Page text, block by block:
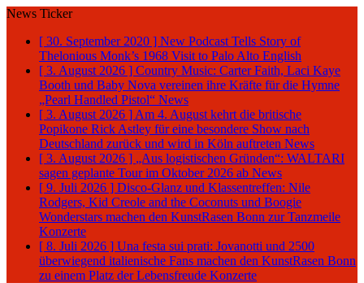
News Ticker
[ 30. September 2020 ] New Podcast Tells Story of
Thelonious Monk’s 1968 Visit to Palo Alto English
[ 3. August 2026 ] Country Music: Carter Faith, Laci Kaye
Booth und Baby Nova vereinen ihre Kräfte für die Hymne
„Pearl Handled Pistol“ News
[ 3. August 2026 ] Am 4. August kehrt die britische
Popikone Rick Astley für eine besondere Show nach
Deutschland zurück und wird in Köln auftreten News
[ 3. August 2026 ] „Aus logistischen Gründen“: WALTARI
sagen geplante Tour im Oktober 2026 ab News
[ 9. Juli 2026 ] Disco-Glanz und Klassentreffen: Nile
Rodgers, Kid Creole and the Coconuts und Boogie
Wonderstars machen den KunstRasen Bonn zur Tanzmeile
Konzerte
[ 8. Juli 2026 ] Una festa sui prati: Jovanotti und 2500
überwiegend italienische Fans machen den KunstRasen Bonn
zu einem Platz der Lebensfreude Konzerte